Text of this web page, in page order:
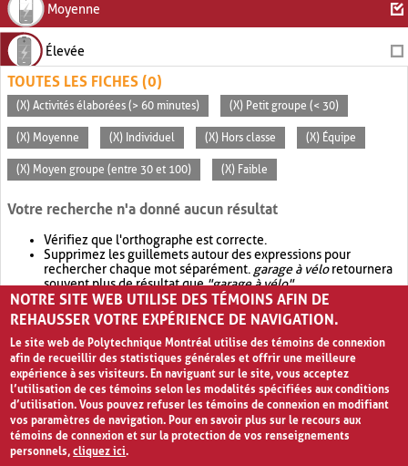
Moyenne
Élevée
TOUTES LES FICHES (0)
(X) Activités élaborées (> 60 minutes) (X) Petit groupe (< 30)
(X) Moyenne (X) Individuel (X) Hors classe (X) Équipe
(X) Moyen groupe (entre 30 et 100) (X) Faible
Votre recherche n'a donné aucun résultat
Vérifiez que l'orthographe est correcte.
Supprimez les guillemets autour des expressions pour
rechercher chaque mot séparément. garage à véloretournera
souvent plus de résultat que"garage à vélo".
Envisagez d'élargir votre recherche avec OR.garage OR vélo
retournera souvent plus de résultat quegarage à vélo
NOTRE SITE WEB UTILISE DES TÉMOINS AFIN DE
REHAUSSER VOTRE EXPÉRIENCE DE NAVIGATION.
Le site web de Polytechnique Montréal utilise des témoins de connexion
afin de recueillir des statistiques générales et offrir une meilleure
expérience à ses visiteurs. En naviguant sur le site, vous acceptez
l’utilisation de ces témoins selon les modalités spécifiées aux conditions
d’utilisation. Vous pouvez refuser les témoins de connexion en modifiant
vos paramètres de navigation. Pour en savoir plus sur le recours aux
témoins de connexion et sur la protection de vos renseignements
personnels,cliquez ici.